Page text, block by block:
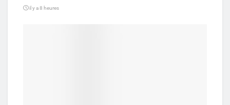
il y a 8 heures